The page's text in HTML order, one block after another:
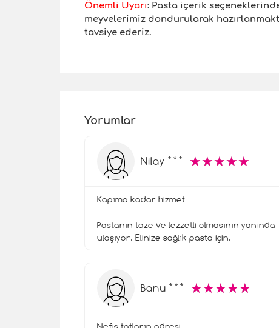
Önemli Uyarı: Pasta içerik
meyvelerimiz dondurularak
tavsiye ederiz.
Yorumlar
Nilay *** ☆☆☆☆☆
★★★★★
Kapıma kadar hizmet
Pastanın taze ve lezzetli olmasının
ulaşıyor. Elinize sağlık pasta için.
Banu *** ☆☆☆☆☆
★★★★★
Nefis tatların adresi